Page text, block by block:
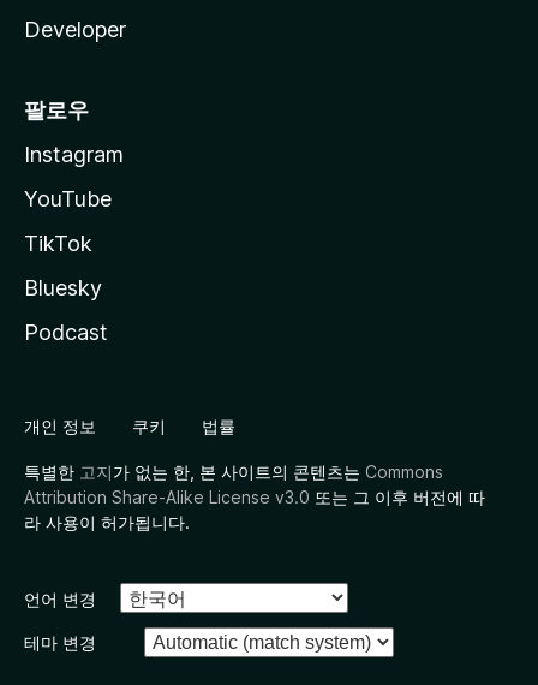
Developer
팔로우
Instagram
YouTube
TikTok
Bluesky
Podcast
개인 정보 쿠키 법률
특별한 고지가 없는 한, 본 사이트의 콘텐츠는 Commons
Attribution Share-Alike License v3.0 또는 그 이후 버전에 따
라 사용이 허가됩니다.
언어 변경
테마 변경